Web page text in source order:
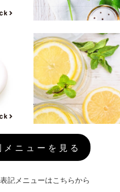
メニューを見る
記メニューはこちらから